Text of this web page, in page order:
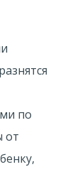
по
от